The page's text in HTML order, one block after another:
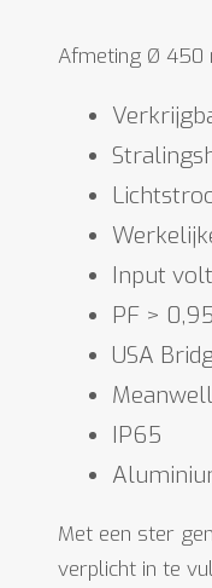
Afmeting Ø 450
Input
PF > 0,95
USA
IP65
Met een ster
verplicht in te